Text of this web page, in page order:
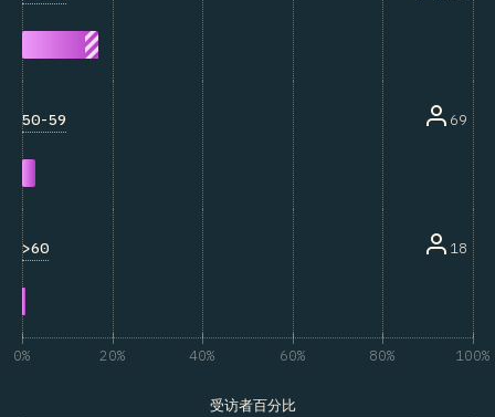
50-59 69
>60 18
0% 20% 40% 60% 80% 100%
受访者百分比